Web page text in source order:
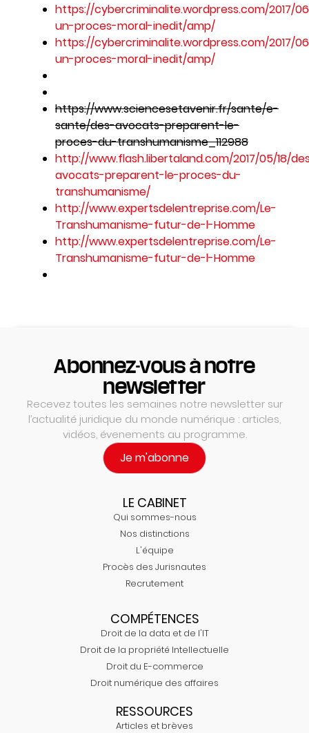
https://cybercriminalite.wordpress.com/2017/
un-proces-moral-inedit/amp/
https://cybercriminalite.wordpress.com/2017/
un-proces-moral-inedit/amp/
https://www.sciencesetavenir.fr/sante/e-
sante/des-avocats-preparent-le-
proces-du-transhumanisme_112988
http://www.flash.libertaland.com/2017/05/18/
avocats-preparent-le-proces-du-
transhumanisme/
http://www.expertsdelentreprise.com/Le-
Transhumanisme-futur-de-l-Homme
http://www.expertsdelentreprise.com/Le-
Transhumanisme-futur-de-l-Homme
Abonnez-vous à notre
newsletter
Recevez toutes les semaines notre newsletter sur
l’actualité juridique du monde numérique : articles,
vidéos, évenements au programme.
Je m'abonne
LE CABINET
Qui sommes-nous
Nos distinctions
L'équipe
Procès des Jurisnautes
Recrutement
COMPÉTENCES
Droit de la data et de l'IT
Droit de la propriété Intellectuelle
Droit du E-commerce
Droit numérique des affaires
RESSOURCES
Articles et brèves